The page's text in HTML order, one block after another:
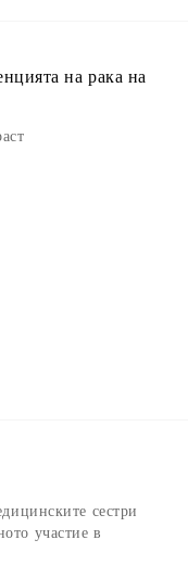
на рака на
сестри
участие в